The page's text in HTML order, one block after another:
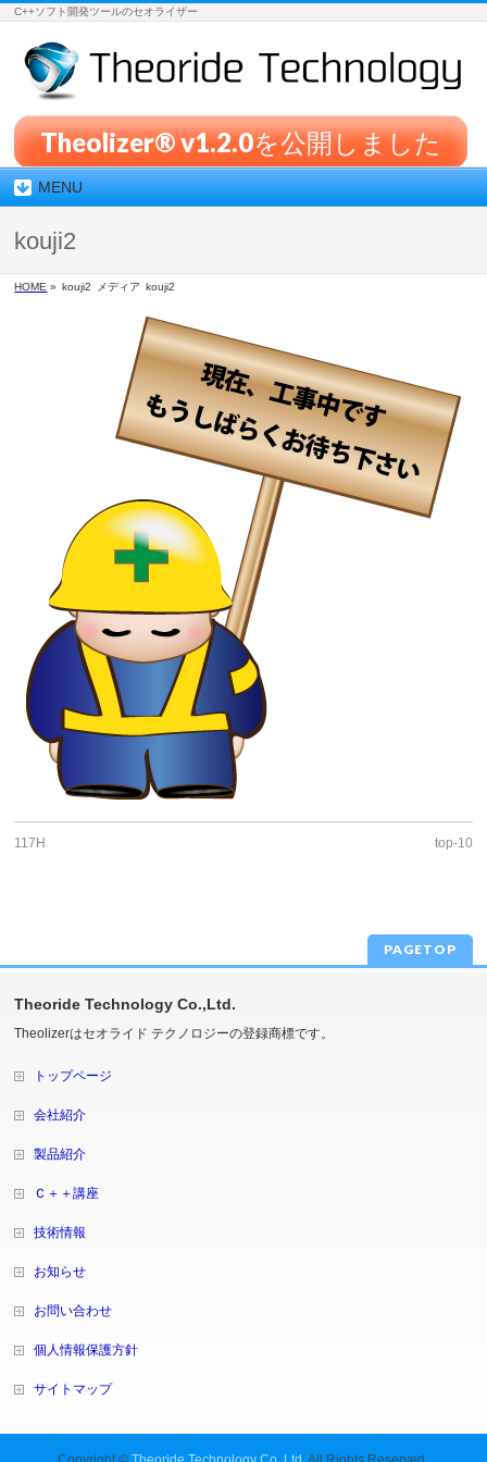
C++ソフト開発ツールのセオライザー
Theolizer® v1.2.0を公開しました
MENU
kouji2
HOME » kouji2 メディア kouji2
117H top-10
PAGETOP
Theoride Technology Co.,Ltd.
Theolizerはセオライド テクノロジーの登録商標です。
トップページ
会社紹介
製品紹介
Ｃ＋＋講座
技術情報
お知らせ
お問い合わせ
個人情報保護方針
サイトマップ